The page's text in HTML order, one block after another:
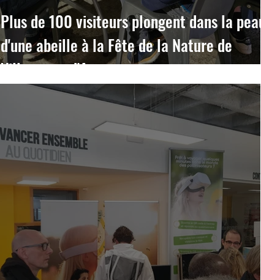
Plus de 100 visiteurs plongent dans la peau
d'une abeille à la Fête de la Nature de
Villeneuve-d'Ascq